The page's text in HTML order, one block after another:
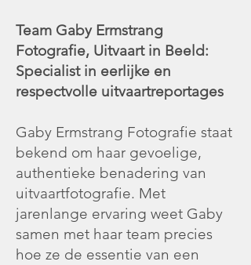
Team Gaby Ermstrang
Fotografie, Uitvaart in Beeld:
Specialist in eerlijke en
respectvolle uitvaartreportages
Gaby Ermstrang Fotografie staat
bekend om haar gevoelige,
authentieke benadering van
uitvaartfotografie. Met
jarenlange ervaring weet Gaby
samen met haar team precies
hoe ze de essentie van een